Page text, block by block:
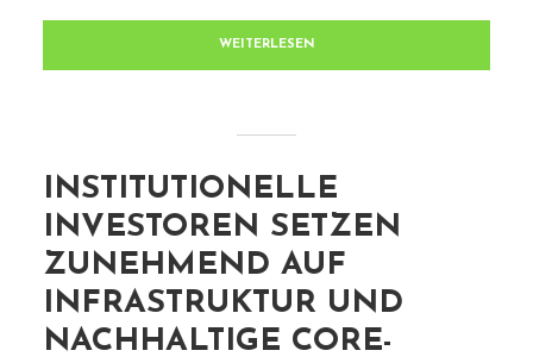
WEITERLESEN
INSTITUTIONELLE
INVESTOREN SETZEN
ZUNEHMEND AUF
INFRASTRUKTUR UND
NACHHALTIGE CORE-